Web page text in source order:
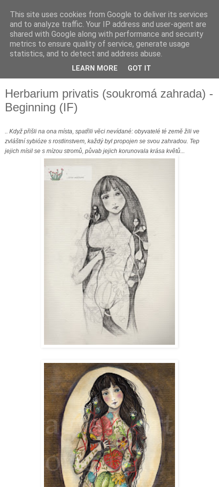
Herbarium privatis (soukromá zahrada) -
Beginning (IF)
.. Když přišli na ona místa, spatřili věci nevídané: obyvatelé té země žili ve
zvláštní sybióze s rostlinstvem, každý byl propojen se svou zahradou. Tep
jejich mísil se s mízou stromů, půvab jejich korunovala krása květů...
This site uses cookies from Google to deliver its services
and to analyze traffic. Your IP address and user-agent are
shared with Google along with performance and security
metrics to ensure quality of service, generate usage
statistics, and to detect and address abuse.
LEARN MORE GOT IT